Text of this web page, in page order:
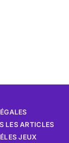
LES ARTICLES
LES JEUX